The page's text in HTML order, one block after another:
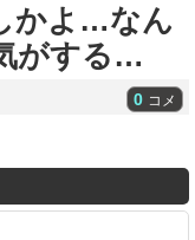
かよ…なん
がする…
0 コメ